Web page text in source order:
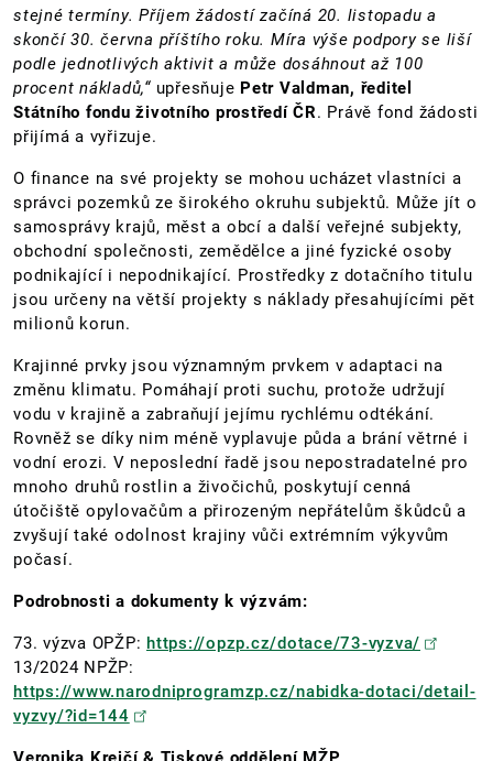
stejné termíny. Příjem žádostí začíná 20. listopadu a
skončí 30. června příštího roku. Míra výše podpory se liší
podle jednotlivých aktivit a může dosáhnout až 100
procent nákladů,“ upřesňuje Petr Valdman, ředitel
Státního fondu životního prostředí ČR. Právě fond žádosti
přijímá a vyřizuje.
O finance na své projekty se mohou ucházet vlastníci a
správci pozemků ze širokého okruhu subjektů. Může jít o
samosprávy krajů, měst a obcí a další veřejné subjekty,
obchodní společnosti, zemědělce a jiné fyzické osoby
podnikající i nepodnikající. Prostředky z dotačního titulu
jsou určeny na větší projekty s náklady přesahujícími pět
milionů korun.
Krajinné prvky jsou významným prvkem v adaptaci na
změnu klimatu. Pomáhají proti suchu, protože udržují
vodu v krajině a zabraňují jejímu rychlému odtékání.
Rovněž se díky nim méně vyplavuje půda a brání větrné i
vodní erozi. V neposlední řadě jsou nepostradatelné pro
mnoho druhů rostlin a živočichů, poskytují cenná
útočiště opylovačům a přirozeným nepřátelům škůdců a
zvyšují také odolnost krajiny vůči extrémním výkyvům
počasí.
Podrobnosti a dokumenty k výzvám:
73. výzva OPŽP: https://opzp.cz/dotace/73-vyzva/
13/2024 NPŽP:
https://www.narodniprogramzp.cz/nabidka-dotaci/detail-
vyzvy/?id=144